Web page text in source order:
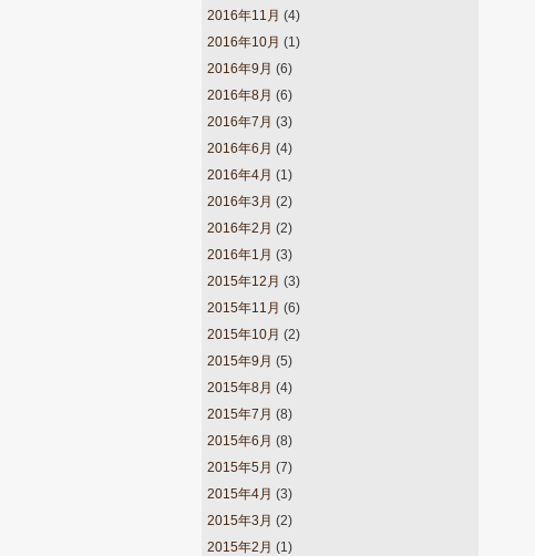
2016年11月 (4)
2016年10月 (1)
2016年9月 (6)
2016年8月 (6)
2016年7月 (3)
2016年6月 (4)
2016年4月 (1)
2016年3月 (2)
2016年2月 (2)
2016年1月 (3)
2015年12月 (3)
2015年11月 (6)
2015年10月 (2)
2015年9月 (5)
2015年8月 (4)
2015年7月 (8)
2015年6月 (8)
2015年5月 (7)
2015年4月 (3)
2015年3月 (2)
2015年2月 (1)